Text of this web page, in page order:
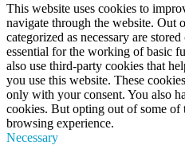
This website uses cookies to
navigate through the website. Out
categorized as necessary are
essential for the working of basic
also use third-party cookies that
you use this website. These
only with your consent. You also
cookies. But opting out of some of
browsing experience.
Necessary